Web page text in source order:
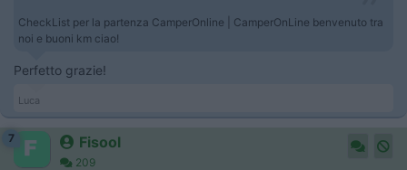
CheckList per la partenza CamperOnline | CamperOnLine benvenuto tra
noi e buoni km ciao!
Perfetto grazie!
Luca
7 Fisool
209